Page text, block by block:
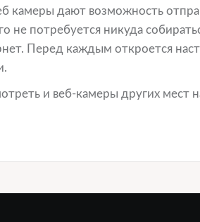
камеры дают возможность
не потребуется никуда
Перед каждым откроется
и веб-камеры других мест